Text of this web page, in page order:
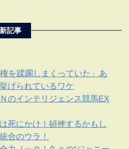
記事
を蹂躙しまくっていた」あ
げられているワケ
のインテリジェンス競馬EX
死にかけ！頓挫するかもし
合のウラ！